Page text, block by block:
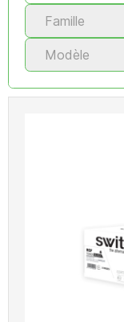
Famille
Modèle